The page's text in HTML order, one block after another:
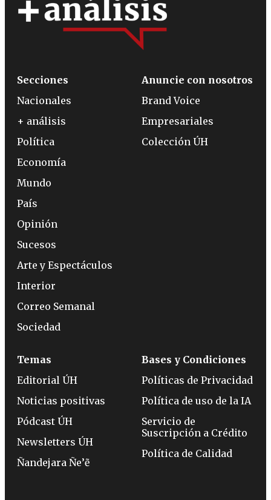
Secciones
Nacionales
+ análisis
Política
Economía
Mundo
País
Opinión
Sucesos
Arte y Espectáculos
Interior
Correo Semanal
Sociedad
Anuncie con nosotros
Brand Voice
Empresariales
Colección ÚH
Temas
Editorial ÚH
Noticias positivas
Pódcast ÚH
Newsletters ÚH
Ñandejara Ñe’ẽ
Bases y Condiciones
Políticas de Privacidad
Política de uso de la IA
Servicio de
Suscripción a Crédito
Política de Calidad